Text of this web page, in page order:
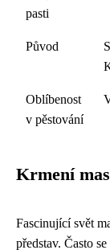
pasti
Původ
Oblíbenost
v pěstování
Krmení
Fascinující svět
představ. Často